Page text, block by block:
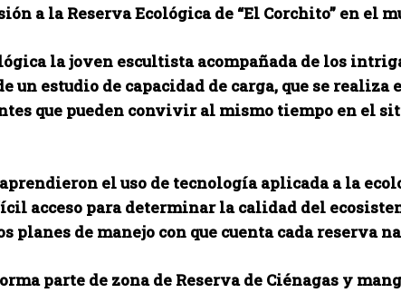
a la Reserva Ecológica de “El Corchito” en el
la joven escultista acompañada de los
un estudio de capacidad de carga, que se realiza
que pueden convivir al mismo tiempo en el
el uso de tecnología aplicada a la
acceso para determinar la calidad del
planes de manejo con que cuenta cada reserva
parte de zona de Reserva de Ciénagas y